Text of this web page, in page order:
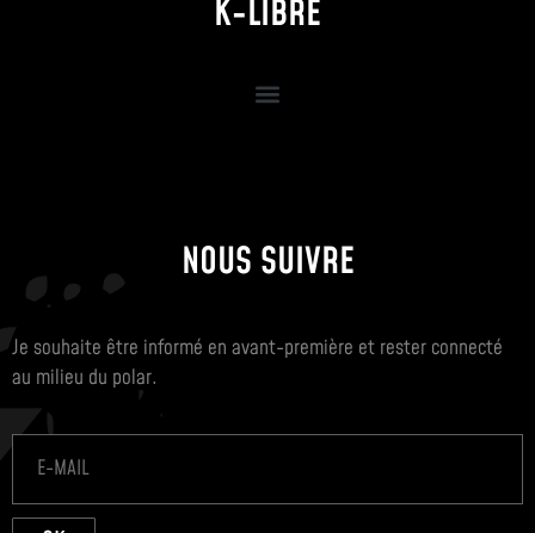
K-LIBRE
NOUS SUIVRE
Je souhaite être informé en avant-première et rester connecté
au milieu du polar.